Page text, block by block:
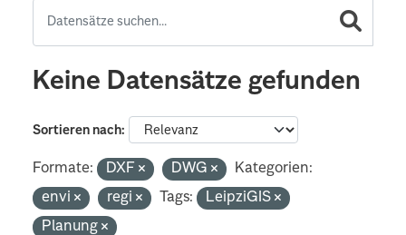
Keine Datensätze gefunden
Sortieren nach
Formate: DXF DWG
Kategorien:
envi
regi Tags:
LeipziGIS
Planung